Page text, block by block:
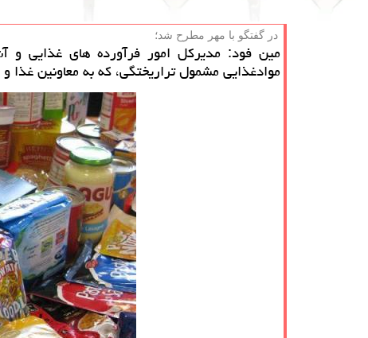
در گفتگو با مهر مطرح شد؛
مین فود: مدیركل امور فرآورده های غذایی و
موادغذایی مشمول تراریختگی، كه به معاونین